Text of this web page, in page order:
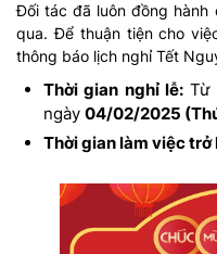
Đối tác đã luôn đồng hành
qua. Để thuận tiện cho
thông báo lịch nghỉ Tết
Thời gian nghỉ lễ: Từ
ngày 04/02/2025
Thời gian làm việc trở